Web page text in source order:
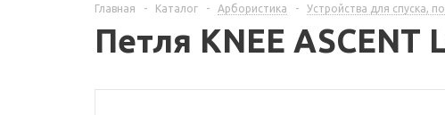
Главная - Каталог - Арбористика - Устройства для спуска,
Петля KNEE ASCENT